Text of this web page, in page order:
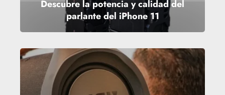
Descubre la potencia y calidad del
parlante del iPhone 11